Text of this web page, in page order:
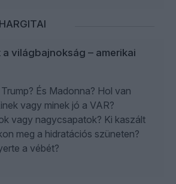
világbajnokság – amerikai
És Madonna? Hol van
vagy minek jó a VAR?
vagy nagycsapatok? Ki kaszált
meg a hidratációs szüneten?
a vébét?